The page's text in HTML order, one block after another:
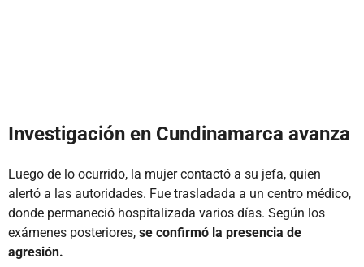
Investigación en Cundinamarca avanza
Luego de lo ocurrido, la mujer contactó a su jefa, quien
alertó a las autoridades. Fue trasladada a un centro médico,
donde permaneció hospitalizada varios días. Según los
exámenes posteriores, se confirmó la presencia de
agresión.